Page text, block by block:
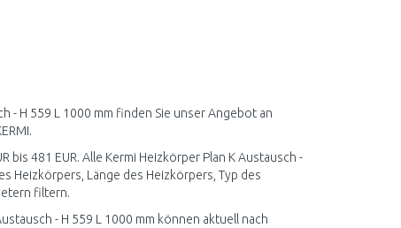
- H 559 L 1000 mm finden Sie unser Angebot an
bis 481 EUR. Alle Kermi Heizkörper Plan K Austausch -
Heizkörpers, Länge des Heizkörpers, Typ des
filtern.
- H 559 L 1000 mm können aktuell nach